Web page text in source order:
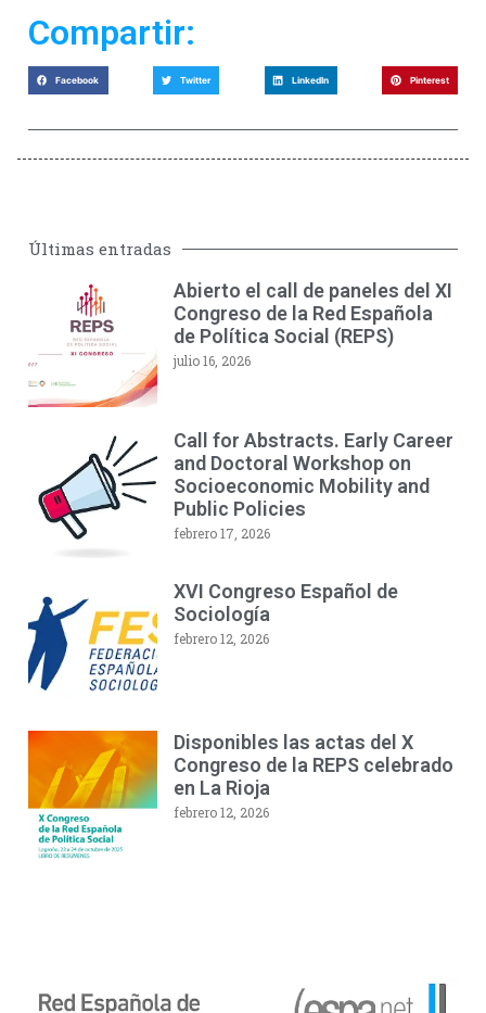
Compartir:
Facebook Twitter LinkedIn Pinterest
Últimas entradas
Abierto el call de paneles del XI
Congreso de la Red Española
de Política Social (REPS)
julio 16, 2026
Call for Abstracts. Early Career
and Doctoral Workshop on
Socioeconomic Mobility and
Public Policies
febrero 17, 2026
XVI Congreso Español de
Sociología
febrero 12, 2026
Disponibles las actas del X
Congreso de la REPS celebrado
en La Rioja
febrero 12, 2026